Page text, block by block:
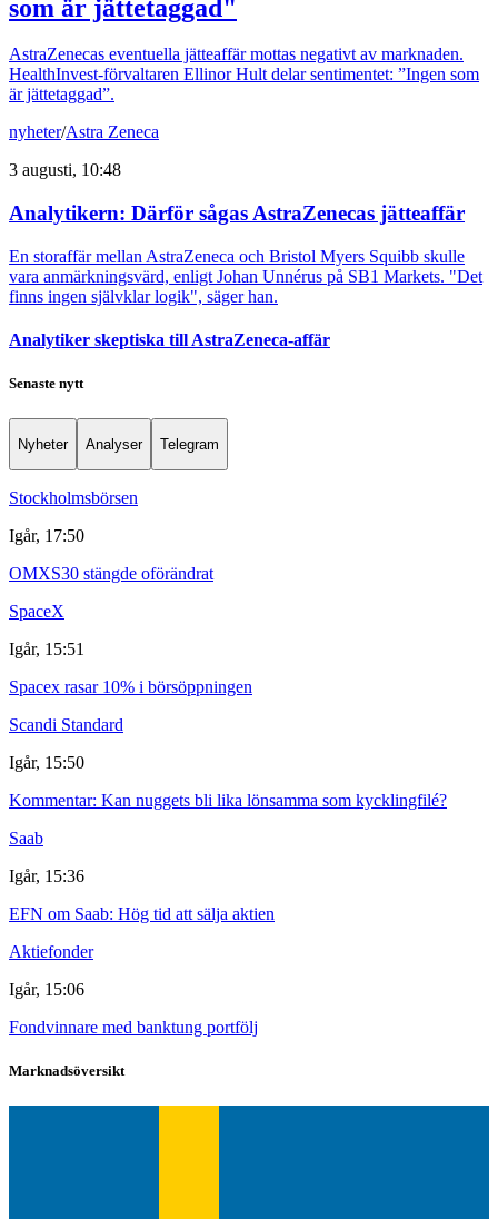
som är jättetaggad"
AstraZenecas eventuella jätteaffär mottas negativt av marknaden.
HealthInvest-förvaltaren Ellinor Hult delar sentimentet: ”Ingen som
är jättetaggad”.
nyheter/Astra Zeneca
3 augusti, 10:48
Analytikern: Därför sågas AstraZenecas jätteaffär
En storaffär mellan AstraZeneca och Bristol Myers Squibb skulle
vara anmärkningsvärd, enligt Johan Unnérus på SB1 Markets. "Det
finns ingen självklar logik", säger han.
Analytiker skeptiska till AstraZeneca-affär
Senaste nytt
Nyheter Analyser Telegram
Stockholmsbörsen
Igår, 17:50
OMXS30 stängde oförändrat
SpaceX
Igår, 15:51
Spacex rasar 10% i börsöppningen
Scandi Standard
Igår, 15:50
Kommentar: Kan nuggets bli lika lönsamma som kycklingfilé?
Saab
Igår, 15:36
EFN om Saab: Hög tid att sälja aktien
Aktiefonder
Igår, 15:06
Fondvinnare med banktung portfölj
Marknadsöversikt